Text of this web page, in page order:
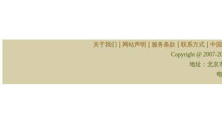
关于我们 网站声明 服务条款 联系方式| 中
Copyright @ 2007-
地址：北京